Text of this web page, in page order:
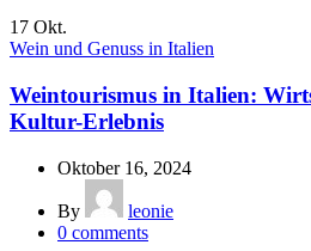
17 Okt.
Wein und Genuss in Italien
Weintourismus in Italien:
Kultur-Erlebnis
Oktober 16, 2024
By
leonie
0 comments